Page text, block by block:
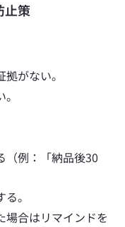
止策
がない。
（例：「納品後30
。
場合はリマインドを